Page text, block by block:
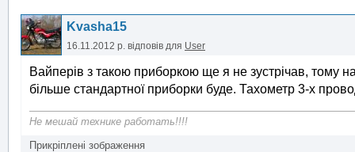
Kvasha15
16.11.2012 р. відповів для User
Вайперів з такою приборкою ще я не зустрічав, тому
більше стандартної приборки буде. Тахометр 3-х
Не мешай технике работать!!!!
Прикріплені зображення